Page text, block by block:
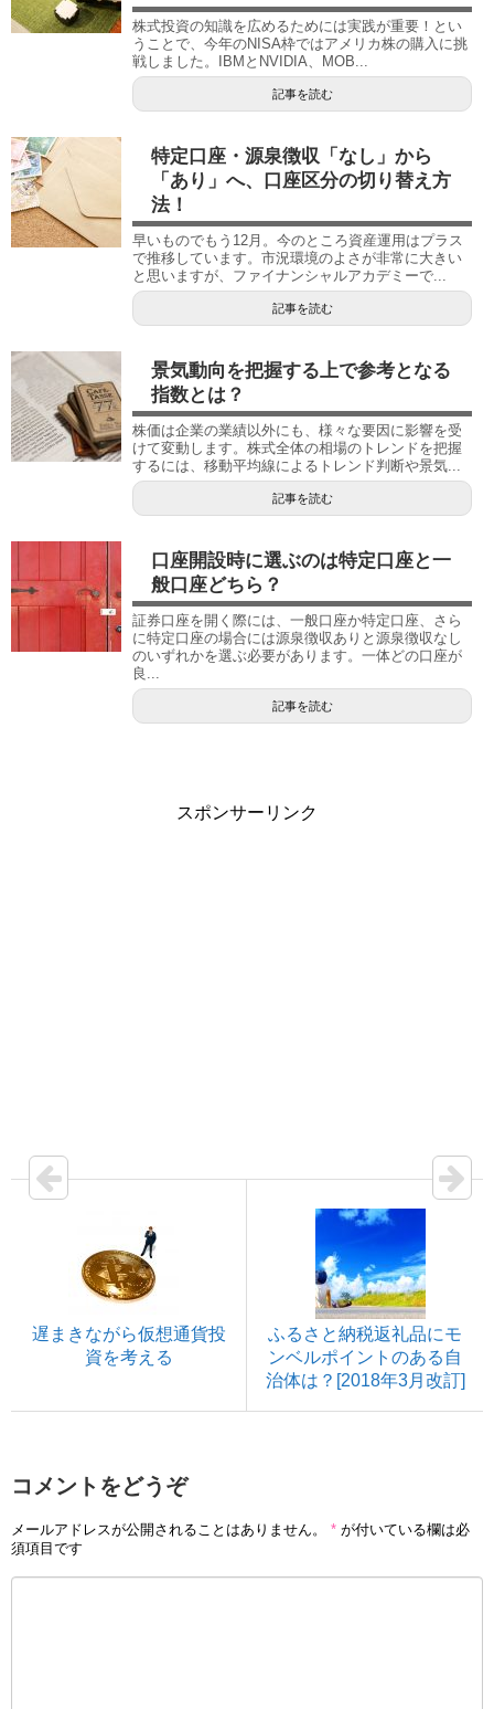
株式投資の知識を広めるためには実践が重要！とい
うことで、今年のNISA枠ではアメリカ株の購入に挑
戦しました。IBMとNVIDIA、MOB...
記事を読む
特定口座・源泉徴収「なし」から
「あり」へ、口座区分の切り替え方
法！
早いものでもう12月。今のところ資産運用はプラス
で推移しています。市況環境のよさが非常に大きい
と思いますが、ファイナンシャルアカデミーで...
記事を読む
景気動向を把握する上で参考となる
指数とは？
株価は企業の業績以外にも、様々な要因に影響を受
けて変動します。株式全体の相場のトレンドを把握
するには、移動平均線によるトレンド判断や景気...
記事を読む
口座開設時に選ぶのは特定口座と一
般口座どちら？
証券口座を開く際には、一般口座か特定口座、さら
に特定口座の場合には源泉徴収ありと源泉徴収なし
のいずれかを選ぶ必要があります。一体どの口座が
良...
記事を読む
スポンサーリンク
遅まきながら仮想通貨投
資を考える
ふるさと納税返礼品にモ
ンベルポイントのある自
治体は？[2018年3月改訂]
コメントをどうぞ
メールアドレスが公開されることはありません。 * が付いている欄は必
須項目です